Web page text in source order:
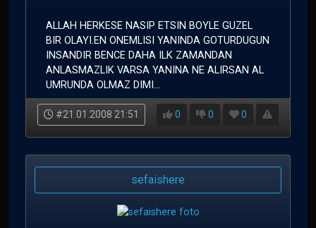
ALLAH HERKESE NASIP ETSIN BOYLE GUZEL
BIR OLAYI.EN ONEMLISI YANINDA GOTURDUGUN
INSANDIR BENCE DAHA ILK ZAMANDAN
ANLASMAZLIK VARSA YANINA NE ALIRSAN AL
UMRUNDA OLMAZ DIMI...
#21.01.2008 21:51 0 0 0
sefaishere